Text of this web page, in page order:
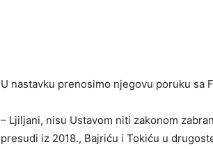
U nastavku prenosimo njegovu poruku sa
– Ljiljani, nisu Ustavom niti zakonom
presudi iz 2018., Bajriću i Tokiću u